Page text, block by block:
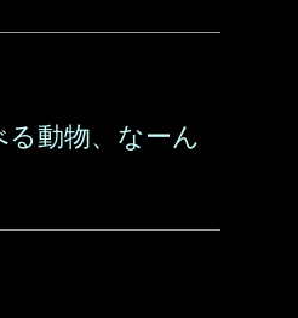
動物、なーん